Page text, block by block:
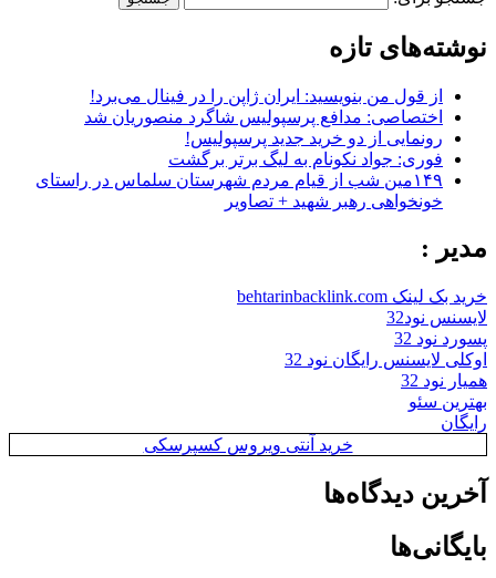
نوشته‌های تازه
از قول من بنویسید: ایران ژاپن را در فینال می‌برد!
اختصاصی: مدافع پرسپولیس شاگرد منصوریان شد
رونمایی از دو خرید جدید پرسپولیس!
فوری: جواد نکونام به لیگ برتر برگشت
۱۴۹مین شب از قیام مردم شهرستان سلماس در راستای
خونخواهی رهبر شهید + تصاویر
مدیر :
خرید بک لینک behtarinbacklink.com
لایسنس نود32
پسورد نود 32
اوکلی لایسنس رایگان نود 32
همیار نود 32
بهترین سئو
رایگان
خرید آنتی ویروس کسپرسکی
آخرین دیدگاه‌ها
بایگانی‌ها